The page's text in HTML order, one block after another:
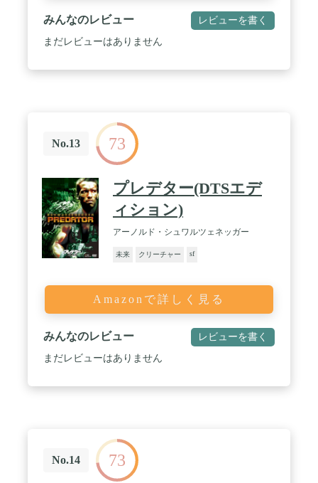
みんなのレビュー レビューを書く
まだレビューはありません
No.13 73
プレデター(DTSエデ
ィション)
アーノルド・シュワルツェネッガー
未来 クリーチャー sf
Amazonで詳しく見る
みんなのレビュー レビューを書く
まだレビューはありません
No.14 73